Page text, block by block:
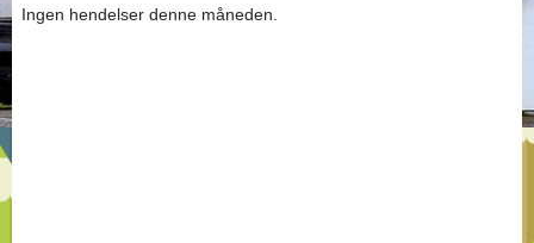
Ingen hendelser denne måneden.